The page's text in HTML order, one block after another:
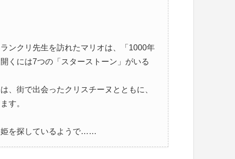
ンクリ先生を訪れたマリオは、「1000年
くには7つの「スターストーン」がいる
、街で出会ったクリスチーヌとともに、
す。
姫を探しているようで……